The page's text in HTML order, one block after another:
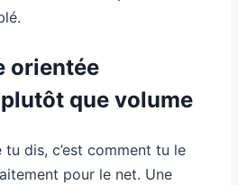
orientée
que volume
tu dis, c’est comment tu le
pour le net. Une